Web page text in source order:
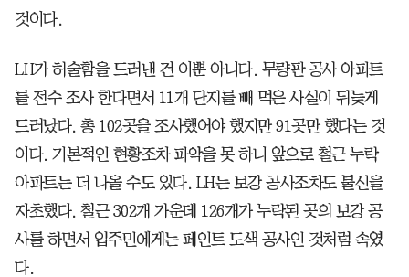
것이다.
LH가 허술함을 드러낸 건 이뿐 아니다. 무량판 공사 아파트
를 전수 조사 한다면서 11개 단지를 빼 먹은 사실이 뒤늦게
드러났다. 총 102곳을 조사했어야 했지만 91곳만 했다는 것
이다. 기본적인 현황조차 파악을 못 하니 앞으로 철근 누락
아파트는 더 나올 수도 있다. LH는 보강 공사조차도 불신을
자초했다. 철근 302개 가운데 126개가 누락된 곳의 보강 공
사를 하면서 입주민에게는 페인트 도색 공사인 것처럼 속였
다.